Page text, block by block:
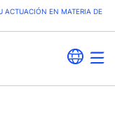
ACTUACIÓN EN MATERIA DE